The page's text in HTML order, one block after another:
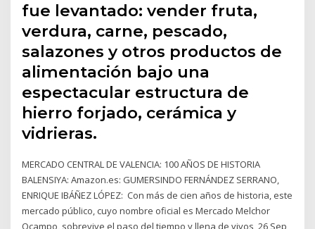
fue levantado: vender fruta,
verdura, carne, pescado,
salazones y otros productos de
alimentación bajo una
espectacular estructura de
hierro forjado, cerámica y
vidrieras.
MERCADO CENTRAL DE VALENCIA: 100 AÑOS DE HISTORIA
BALENSIYA: Amazon.es: GUMERSINDO FERNÁNDEZ SERRANO,
ENRIQUE IBÁÑEZ LÓPEZ: Con más de cien años de historia, este
mercado público, cuyo nombre oficial es Mercado Melchor